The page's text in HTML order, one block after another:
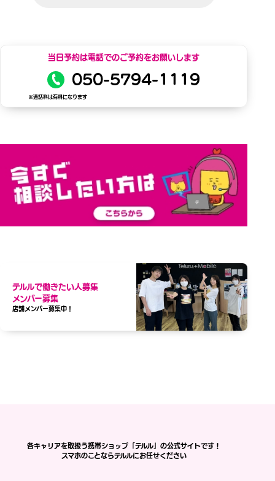
当日予約は電話でのご予約をお願いします
050-5794-1119
※通話料は有料になります
テルルで働きたい人募集
メンバー募集
店舗メンバー募集中！
各キャリアを取扱う携帯ショップ「テルル」の公式サイトです！
スマホのことならテルルにお任せください